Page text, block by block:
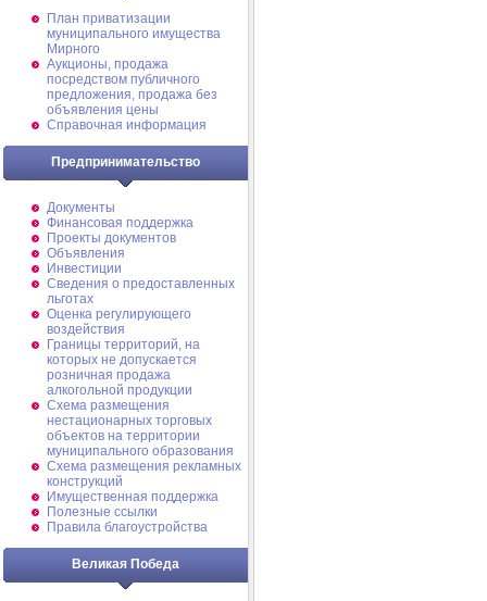
План приватизации
муниципального имущества
Мирного
Аукционы, продажа
посредством публичного
предложения, продажа без
объявления цены
Справочная информация
Предпринимательство
Документы
Финансовая поддержка
Проекты документов
Объявления
Инвестиции
Сведения о предоставленных
льготах
Оценка регулирующего
воздействия
Границы территорий, на
которых не допускается
розничная продажа
алкогольной продукции
Схема размещения
нестационарных торговых
объектов на территории
муниципального образования
Схема размещения рекламных
конструкций
Имущественная поддержка
Полезные ссылки
Правила благоустройства
Великая Победа